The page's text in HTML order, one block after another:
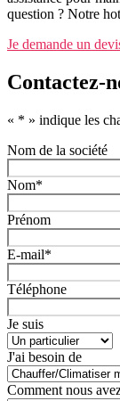
question ? Notre
Je demande un
Contactez-
« * » indique les
Nom de la société
Nom*
Prénom
E-mail*
Téléphone
Je suis
J'ai besoin de
Comment nous